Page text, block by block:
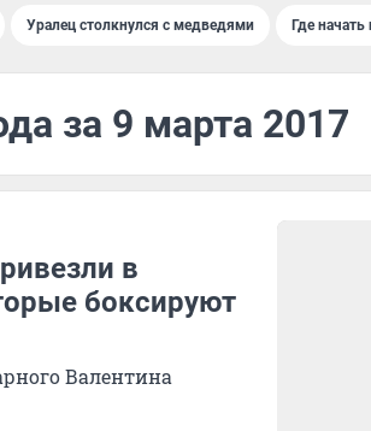
Уралец столкнулся с медведями Где
за 9 марта 2017
в
боксируют
Валентина